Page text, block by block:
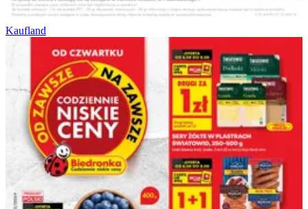
Kaufland